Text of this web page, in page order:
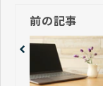
前の記事